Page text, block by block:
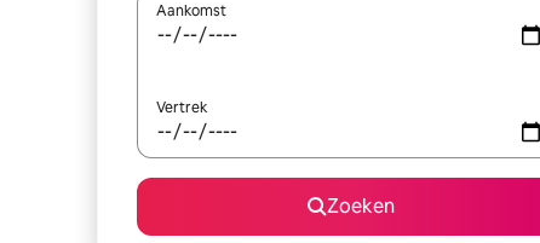
Aankomst
Vertrek
Zoeken